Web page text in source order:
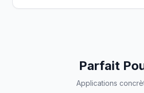
Parfait
Applications